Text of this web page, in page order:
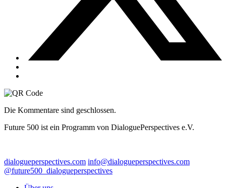
Die Kommentare sind geschlossen.
Future 500 ist ein Programm von DialoguePerspectives e.V.
dialogueperspectives.com info@dialogueperspectives.com
@future500_dialogueperspectives